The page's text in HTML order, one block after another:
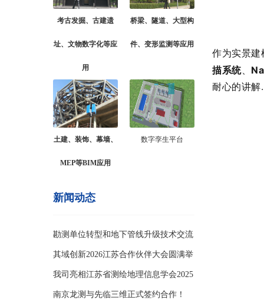
考古发掘、古建遗
址、文物数字化等应
用
桥梁、隧道、大型构
件、变形监测等应用
土建、装饰、幕墙、
MEP等BIM应用
数字孪生平台
新闻动态
勘测单位转型和地下管线升级技术交流
会
其域创新2026江苏合作伙伴大会圆满举
办
我司亮相江苏省测绘地理信息学会2025
年学
南京龙测与先临三维正式签约合作！
作为实景建
描系统、
耐心的讲